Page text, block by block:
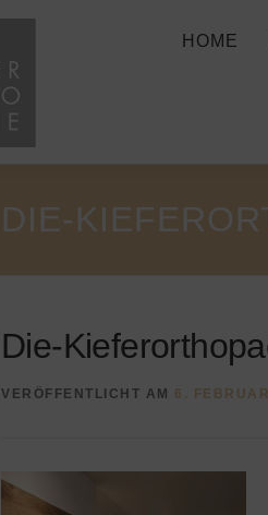
HOME
DIE-
Die-
VERÖFFENTLICHT AM 6.